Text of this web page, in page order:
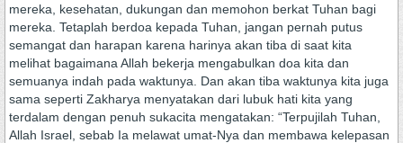
mereka, kesehatan, dukungan dan memohon berkat Tuhan bagi
mereka. Tetaplah berdoa kepada Tuhan, jangan pernah putus
semangat dan harapan karena harinya akan tiba di saat kita
melihat bagaimana Allah bekerja mengabulkan doa kita dan
semuanya indah pada waktunya. Dan akan tiba waktunya kita juga
sama seperti Zakharya menyatakan dari lubuk hati kita yang
terdalam dengan penuh sukacita mengatakan: “Terpujilah Tuhan,
Allah Israel, sebab Ia melawat umat-Nya dan membawa kelepasan